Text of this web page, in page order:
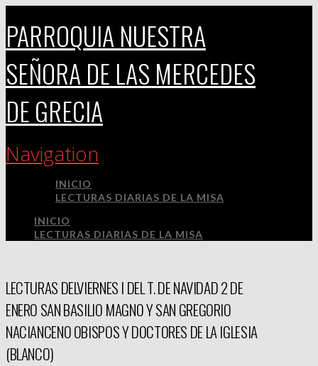
PARROQUIA NUESTRA
SEÑORA DE LAS MERCEDES
DE GRECIA
Navigation
INICIO
LECTURAS DIARIAS DE LA MISA
INICIO
LECTURAS DIARIAS DE LA MISA
LECTURAS DELVIERNES I DEL T. DE NAVIDAD 2 DE
ENERO SAN BASILIO MAGNO Y SAN GREGORIO
NACIANCENO OBISPOS Y DOCTORES DE LA IGLESIA
(BLANCO)